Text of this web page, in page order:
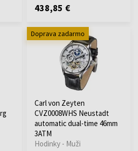
438,85 €
Doprava zadarmo
Carl von Zeyten
CVZ0008WHS Neustadt
automatic dual-time 46mm
3ATM
Hodinky - Muži